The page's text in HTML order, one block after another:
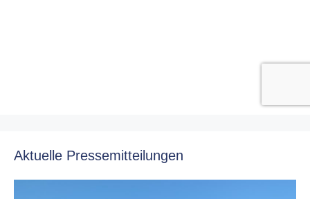
Aktuelle Pressemitteilungen